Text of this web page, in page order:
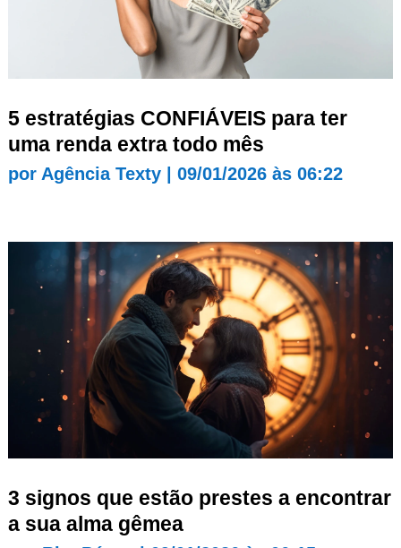
5 estratégias CONFIÁVEIS para ter
uma renda extra todo mês
por Agência Texty| 09/01/2026 às 06:22
3 signos que estão prestes a encontrar
a sua alma gêmea